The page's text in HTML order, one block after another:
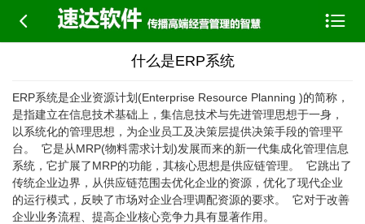
 
什么是ERP系统
ERP系统是企业资源计划(Enterprise Resource Planning )的简称，
是指建立在信息技术基础上，集信息技术与先进管理思想于一身，
以系统化的管理思想，为企业员工及决策层提供决策手段的管理平
台。 它是从MRP(物料需求计划)发展而来的新一代集成化管理信息
系统，它扩展了MRP的功能，其核心思想是供应链管理。 它跳出了
传统企业边界，从供应链范围去优化企业的资源，优化了现代企业
的运行模式，反映了市场对企业合理调配资源的要求。 它对于改善
企业业务流程、提高企业核心竞争力具有显著作用。